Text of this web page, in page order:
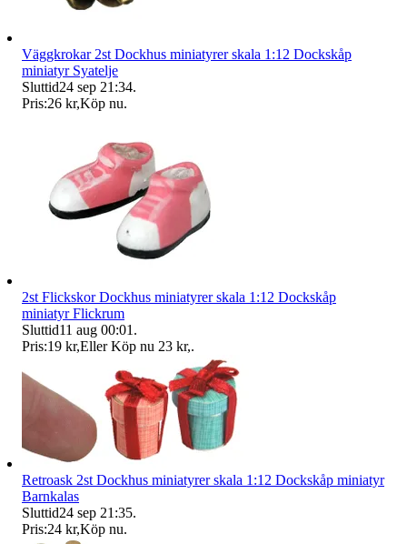
Väggkrokar 2st Dockhus miniatyrer skala 1:12 Dockskåp
miniatyr Syatelje
Sluttid24 sep 21:34.
Pris:26 kr,Köp nu.
2st Flickskor Dockhus miniatyrer skala 1:12 Dockskåp
miniatyr Flickrum
Sluttid11 aug 00:01 .
Pris:19 kr,Eller Köp nu 23 kr,.
Retroask 2st Dockhus miniatyrer skala 1:12 Dockskåp miniatyr
Barnkalas
Sluttid24 sep 21:35.
Pris:24 kr,Köp nu.